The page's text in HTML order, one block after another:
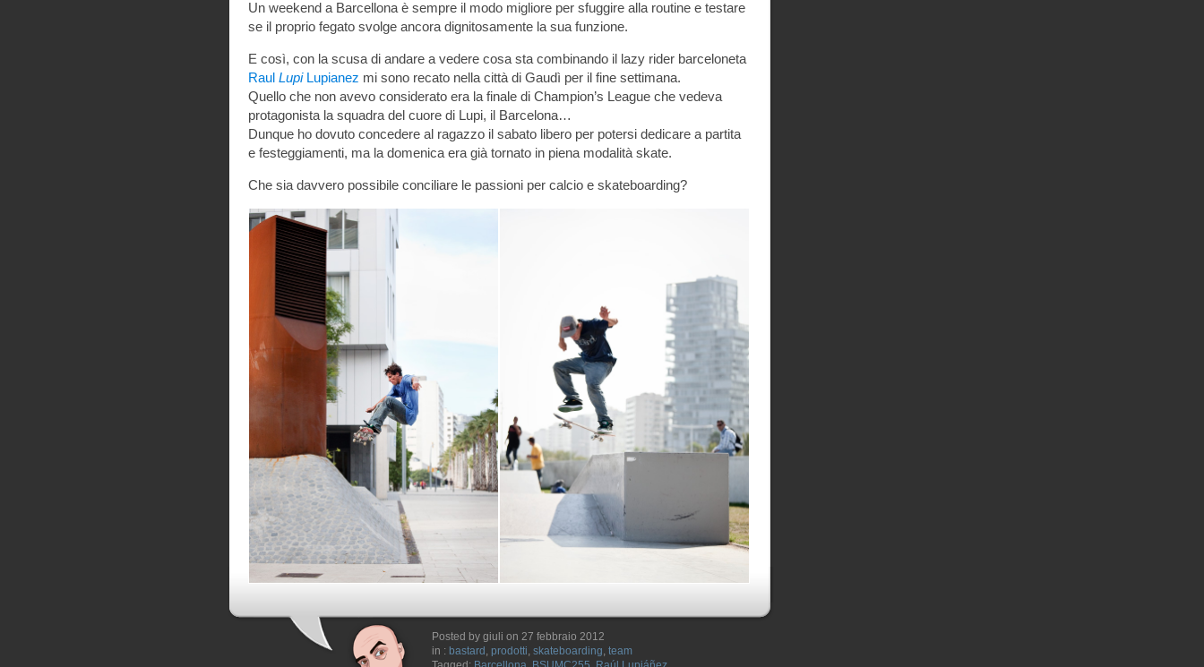
Un weekend a Barcellona è sempre il modo migliore per sfuggire alla routine e testare
se il proprio fegato svolge ancora dignitosamente la sua funzione.
E così, con la scusa di andare a vedere cosa sta combinando il lazy rider barceloneta
Raul LupiLupianez mi sono recato nella città di Gaudì per il fine settimana.
Quello che non avevo considerato era la finale di Champion’s League che vedeva
protagonista la squadra del cuore di Lupi, il Barcelona…
Dunque ho dovuto concedere al ragazzo il sabato libero per potersi dedicare a partita
e festeggiamenti, ma la domenica era già tornato in piena modalità skate.
Che sia davvero possibile conciliare le passioni per calcio e skateboarding?
Posted by giuli on 27 febbraio 2012
in : bastard , prodotti, skateboarding, team